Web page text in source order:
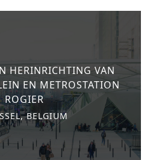
HERINRICHTING VAN
EN METROSTATION
ROGIER
BELGIUM